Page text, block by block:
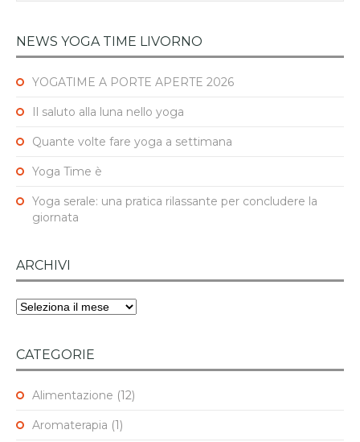
NEWS YOGA TIME LIVORNO
YOGATIME A PORTE APERTE 2026
Il saluto alla luna nello yoga
Quante volte fare yoga a settimana
Yoga Time è
Yoga serale: una pratica rilassante per concludere la
giornata
ARCHIVI
Archivi
CATEGORIE
Alimentazione (12)
Aromaterapia (1)